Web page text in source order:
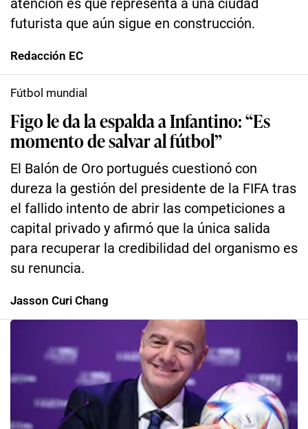
atención es que representa a una ciudad
futurista que aún sigue en construcción.
Redacción EC
Figo le da la espalda a Infantino: “Es
momento de salvar al fútbol”
El Balón de Oro portugués cuestionó con
dureza la gestión del presidente de la FIFA tras
el fallido intento de abrir las competiciones a
capital privado y afirmó que la única salida
para recuperar la credibilidad del organismo es
su renuncia.
Fútbol mundial
Jasson Curi Chang